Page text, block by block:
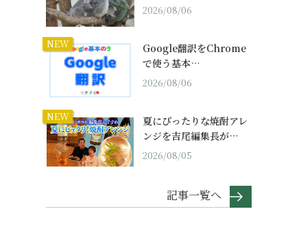
2026/08/06
NEW
Google翻訳をChrome
で使う基本…
2026/08/06
NEW
夏にぴったりな焼酎アレ
ンジを吉尾編集長が…
2026/08/05
記事一覧へ